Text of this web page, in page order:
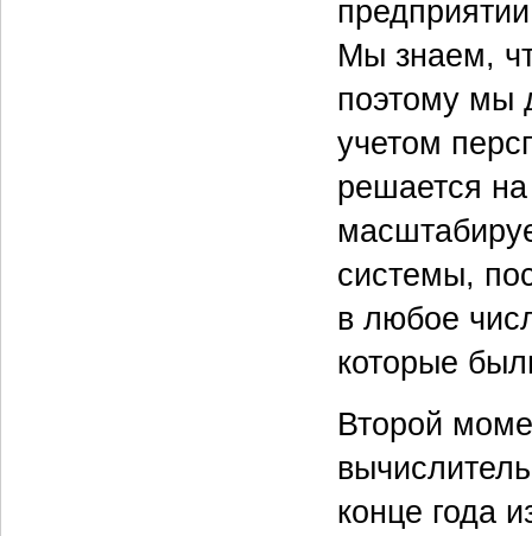
Мы знаем,
поэтому мы
учетом
решается
системы,
в любое
которые
Второй
конце года